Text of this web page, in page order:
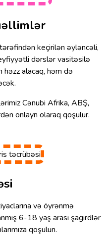
keçirilən əyləncəli,
dərslər vasitəsilə
həzz alacaq, həm də
Cənubi Afrika, ABŞ,
onlayn olaraq qoşulur.
və öyrənmə
6-18 yaş arası şagirdlər
qoşulun.